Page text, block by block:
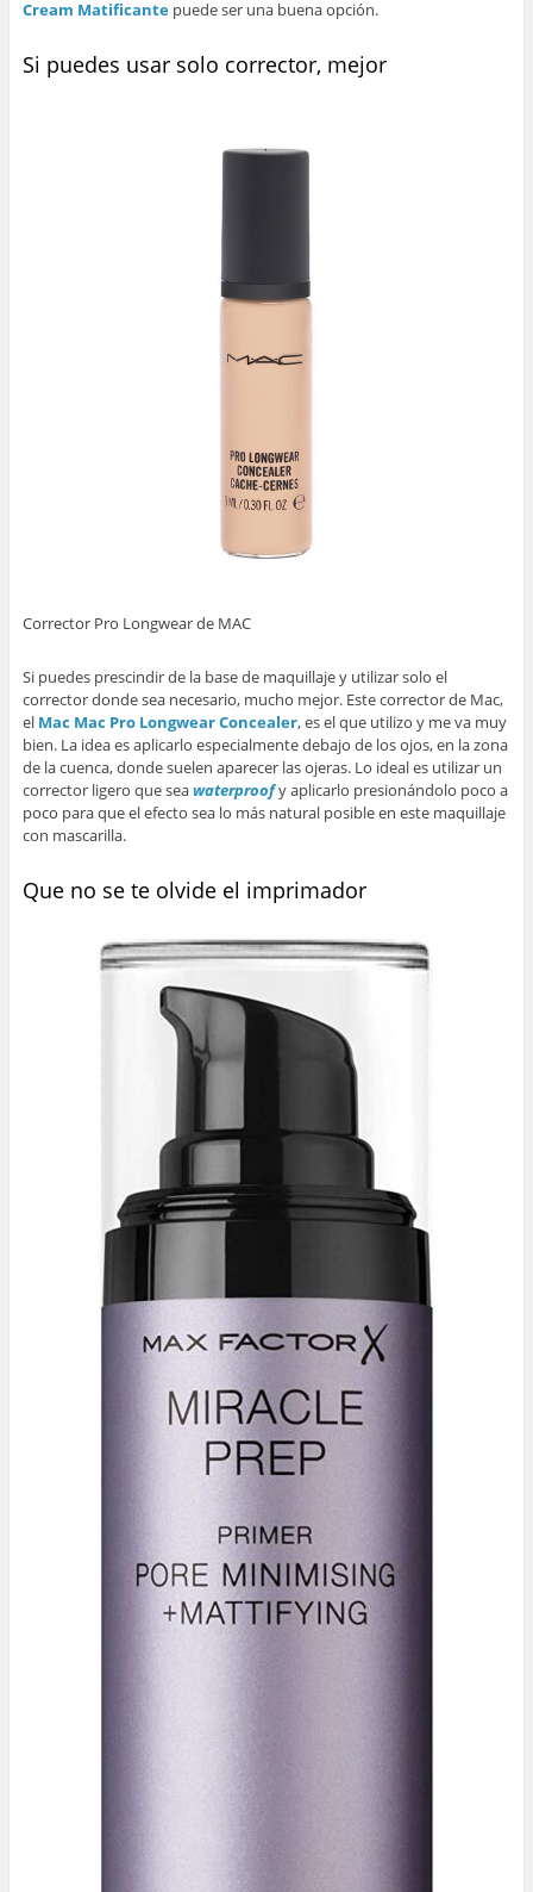
Cream Matificantepuede ser una buena opción.
Si puedes usar solo corrector, mejor
Corrector Pro Longwear de MAC
Si puedes prescindir de la base de maquillaje y utilizar solo el
corrector donde sea necesario, mucho mejor. Este corrector de Mac,
el Mac Mac Pro Longwear Concealer, es el que utilizo y me va muy
bien. La idea es aplicarlo especialmente debajo de los ojos, en la zona
de la cuenca, donde suelen aparecer las ojeras. Lo ideal es utilizar un
corrector ligero que seawaterproofy aplicarlo presionándolo poco a
poco para que el efecto sea lo más natural posible en este maquillaje
con mascarilla.
Que no se te olvide el imprimador